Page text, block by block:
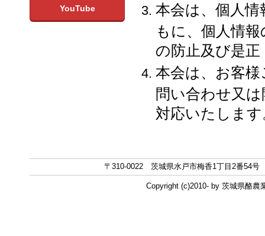
YouTube 本会は、個人
もに、個人情
の防止及び是
本会は、お客
問い合わせ又
対応いたします
〒310-0022 茨城県水戸市梅香1丁目2番54号
Copyright (c)2010- by 茨城県酪農